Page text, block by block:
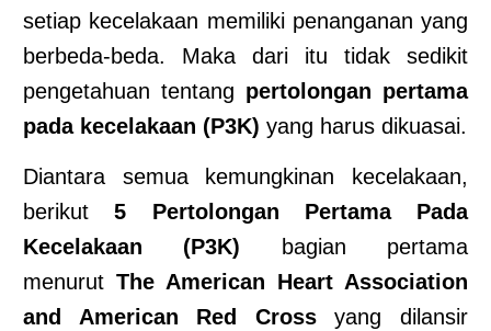
setiap kecelakaan memiliki penanganan yang
berbeda-beda. Maka dari itu tidak sedikit
pengetahuan tentang pertolongan pertama
pada kecelakaan (P3K) yang harus dikuasai.
Diantara semua kemungkinan kecelakaan,
berikut5 Pertolongan Pertama Pada
Kecelakaan (P3K) bagian pertama
menurut The American Heart Association
and American Red Crossyang dilansir